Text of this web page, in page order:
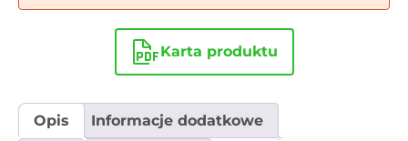
Karta produktu
Opis Informacje dodatkowe